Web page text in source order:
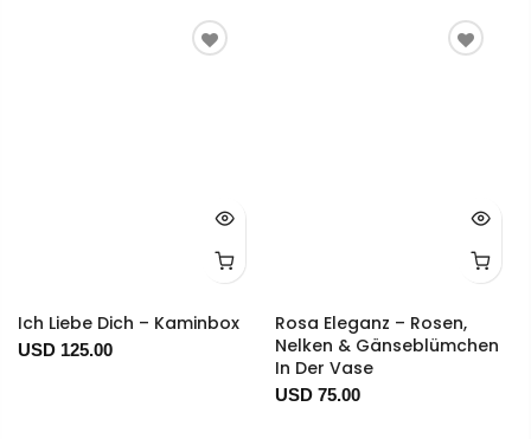
Ich Liebe Dich – Kaminbox
USD 125.00
Rosa Eleganz – Rosen,
Nelken & Gänseblümchen
In Der Vase
USD 75.00